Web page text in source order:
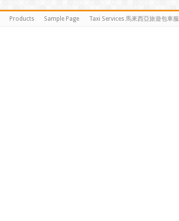
Products Sample Page Taxi Services 馬來西亞旅遊包車